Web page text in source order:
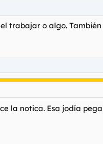
foto chopeadísima que ha
trabajar o algo.
la notica. Esa jodía